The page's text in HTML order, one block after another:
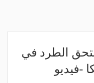
الطرد في
-فيديو